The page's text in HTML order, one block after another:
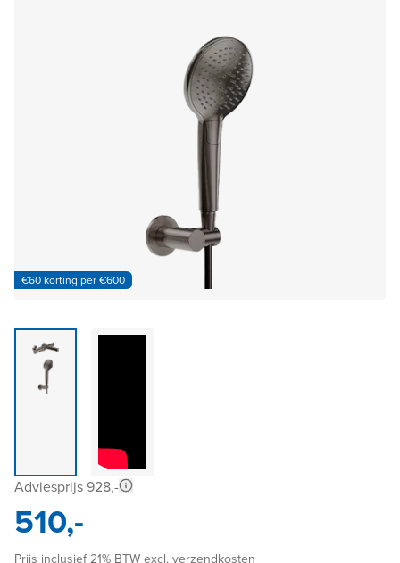
€60 korting per €600
Adviesprijs 928,-
510,-
Prijs inclusief 21% BTW excl. verzendkosten